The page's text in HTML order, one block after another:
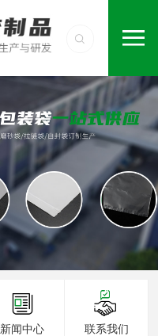
新闻中心 联系我们